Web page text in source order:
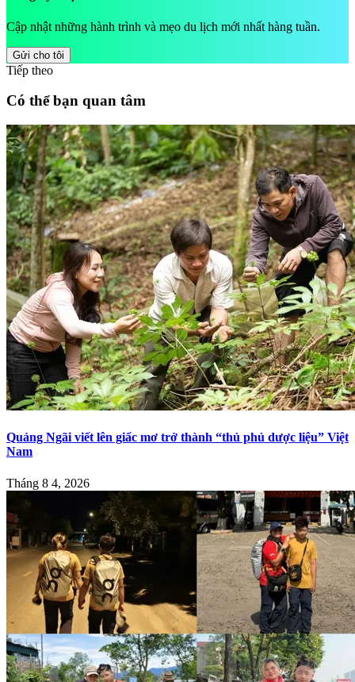
Cập nhật những hành trình và mẹo du lịch mới nhất hàng tuần.
Gửi cho tôi
Tiếp theo
Có thể bạn quan tâm
Quảng Ngãi viết lên giấc mơ trở thành “thủ phủ dược liệu” Việt
Nam
Tháng 8 4, 2026